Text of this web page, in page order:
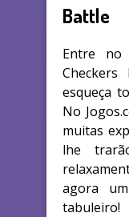
Battle
Entre no
Checkers
esqueça
No
muitas
lhe
agora
tabuleiro!